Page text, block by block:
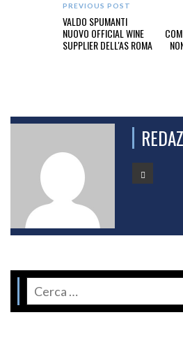
PREVIOUS POST
VALDO SPUMANTI
NUOVO OFFICIAL WINE
SUPPLIER DELL'AS ROMA